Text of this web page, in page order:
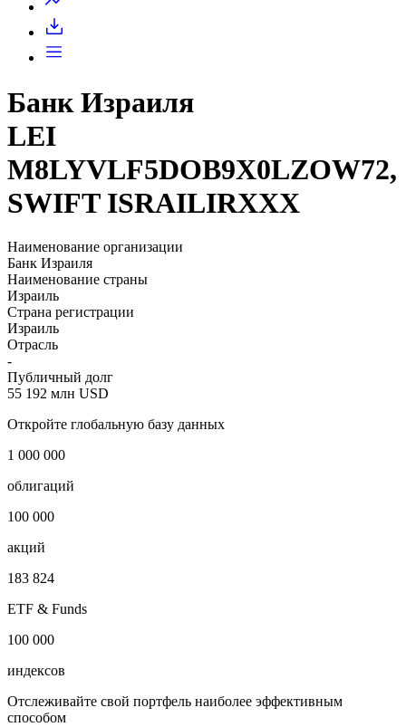
Банк Израиля
LEI
M8LYVLF5DOB9X0LZOW72,
SWIFT ISRAILIRXXX
Наименование организации
Банк Израиля
Наименование страны
Израиль
Страна регистрации
Израиль
Отрасль
-
Публичный долг
55 192 млн USD
Откройте глобальную базу данных
1 000 000
облигаций
100 000
акций
183 824
ETF & Funds
100 000
индексов
Отслеживайте свой портфель наиболее эффективным
способом